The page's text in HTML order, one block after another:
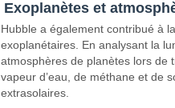
Exoplanètes et
Hubble a également contribué à
exoplanétaires. En analysant la
atmosphères de planètes lors de
vapeur d’eau, de méthane et de
extrasolaires.